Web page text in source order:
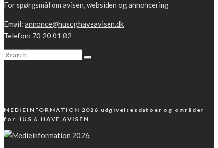
For spørgsmål om avisen, websiden og annoncering
Email: annonce@husoghaveavisen.dk
Telefon: 70 20 01 82
MEDIEINFORMATION 2026 udgivelsesdatoer og områder
for HUS & HAVE AVISEN